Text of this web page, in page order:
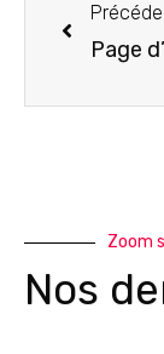
Page
Zoom
Nos